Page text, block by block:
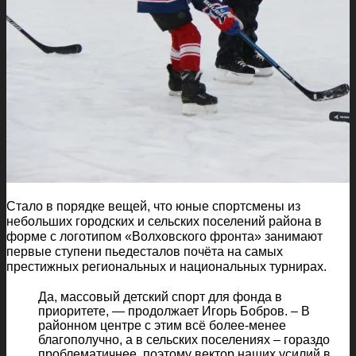
Стало в порядке вещей, что юные спортсмены из
небольших городских и сельских поселений района в
форме с логотипом «Волховского фронта» занимают
первые ступени пьедесталов почёта на самых
престижных региональных и национальных турнирах.
Да, массовый детский спорт для фонда в
приоритете, — продолжает Игорь Бобров. – В
районном центре с этим всё более-менее
благополучно, а в сельских поселениях – гораздо